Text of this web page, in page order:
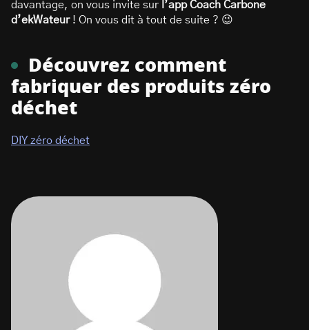
davantage, on vous invite sur l’app Coach Carbone
d’ekWateur! On vous dit à tout de suite ? 😉
Découvrez comment
fabriquer des produits zéro
déchet
DIY zéro déchet